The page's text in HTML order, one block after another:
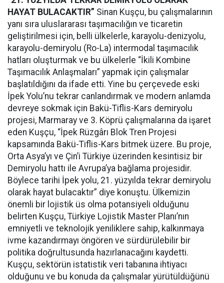
HAYAT BULACAKTIR” Sinan Kuşçu, bu çalışmalarının
yanı sıra uluslararası taşımacılığın ve ticaretin
geliştirilmesi için, belli ülkelerle, karayolu-denizyolu,
karayolu-demiryolu (Ro-La) intermodal taşımacılık
hatları oluşturmak ve bu ülkelerle “İkili Kombine
Taşımacılık Anlaşmaları” yapmak için çalışmalar
başlatıldığını da ifade etti. Yine bu çerçevede eski
İpek Yolu’nu tekrar canlandırmak ve modern anlamda
devreye sokmak için Bakü-Tiflis-Kars demiryolu
projesi, Marmaray ve 3. Köprü çalışmalarına da işaret
eden Kuşçu, “İpek Rüzgârı Blok Tren Projesi
kapsamında Bakü-Tiflis-Kars bitmek üzere. Bu proje,
Orta Asya’yı ve Çin’i Türkiye üzerinden kesintisiz bir
Demiryolu hattı ile Avrupa’ya bağlama projesidir.
Böylece tarihi İpek yolu, 21. yüzyılda tekrar demiryolu
olarak hayat bulacaktır” diye konuştu. Ülkemizin
önemli bir lojistik üs olma potansiyeli olduğunu
belirten Kuşçu, Türkiye Lojistik Master Planı’nın
emniyetli ve teknolojik yeniliklere sahip, kalkınmaya
ivme kazandırmayı öngören ve sürdürülebilir bir
politika doğrultusunda hazırlanacağını kaydetti.
Kuşçu, sektörün istatistik veri tabanına ihtiyacı
olduğunu ve bu konuda da çalışmalar yürütüldüğünü